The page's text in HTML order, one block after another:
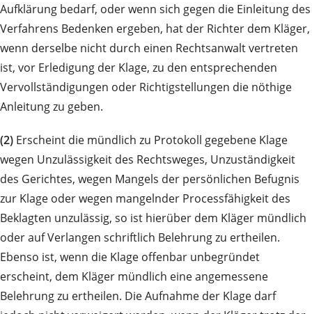
Aufklärung bedarf, oder wenn sich gegen die Einleitung des
Verfahrens Bedenken ergeben, hat der Richter dem Kläger,
wenn derselbe nicht durch einen Rechtsanwalt vertreten
ist, vor Erledigung der Klage, zu den entsprechenden
Vervollständigungen oder Richtigstellungen die nöthige
Anleitung zu geben.
(2) Erscheint die mündlich zu Protokoll gegebene Klage
wegen Unzulässigkeit des Rechtsweges, Unzuständigkeit
des Gerichtes, wegen Mangels der persönlichen Befugnis
zur Klage oder wegen mangelnder Processfähigkeit des
Beklagten unzulässig, so ist hierüber dem Kläger mündlich
oder auf Verlangen schriftlich Belehrung zu ertheilen.
Ebenso ist, wenn die Klage offenbar unbegründet
erscheint, dem Kläger mündlich eine angemessene
Belehrung zu ertheilen. Die Aufnahme der Klage darf